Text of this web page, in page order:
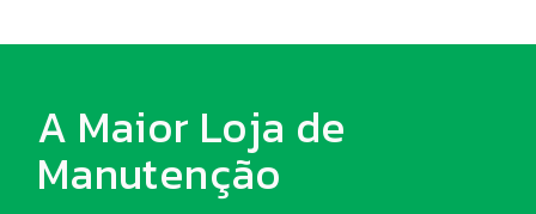
A Maior Loja de
Manutenção